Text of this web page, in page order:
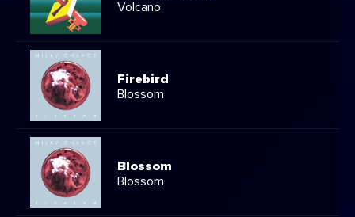
Volcano
Firebird
Blossom
Blossom
Blossom